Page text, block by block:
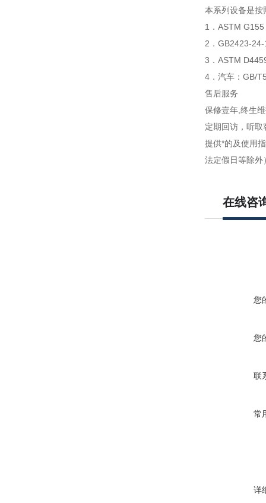
本系列设备是按
1．ASTM
2．GB2423-
3．ASTM
4．汽车：GB/
售后服务
保修壹年,终生
定期回访，听
提供*的及使用
法定假日等除外
在线咨
您
您
联
常
详